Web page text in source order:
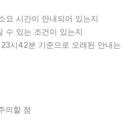
요 시간이 안내되어 있는지
수 있는 조건이 있는지
시42분 기준으로 오래된 안내는
의할 점